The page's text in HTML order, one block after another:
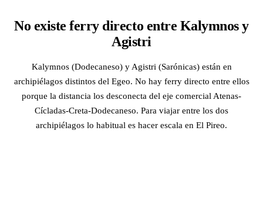
No existe ferry directo entre Kalymnos y
Agistri
Kalymnos (Dodecaneso) y Agistri (Sarónicas) están en
archipiélagos distintos del Egeo. No hay ferry directo entre ellos
porque la distancia los desconecta del eje comercial Atenas-
Cícladas-Creta-Dodecaneso. Para viajar entre los dos
archipiélagos lo habitual es hacer escala en El Pireo.